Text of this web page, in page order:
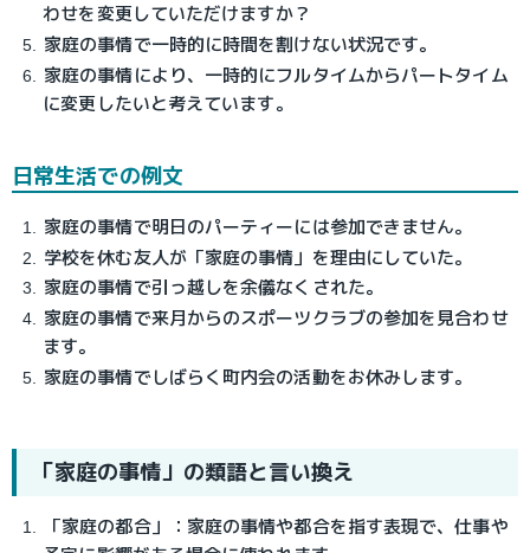
わせを変更していただけますか？
家庭の事情で一時的に時間を割けない状況です。
家庭の事情により、一時的にフルタイムからパートタイム
に変更したいと考えています。
日常生活での例文
家庭の事情で明日のパーティーには参加できません。
学校を休む友人が「家庭の事情」を理由にしていた。
家庭の事情で引っ越しを余儀なくされた。
家庭の事情で来月からのスポーツクラブの参加を見合わせ
ます。
家庭の事情でしばらく町内会の活動をお休みします。
「家庭の事情」の類語と言い換え
「家庭の都合」：家庭の事情や都合を指す表現で、仕事や